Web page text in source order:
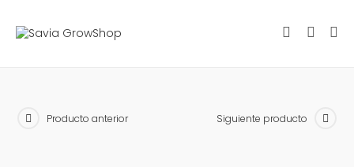
Producto anterior Siguiente producto